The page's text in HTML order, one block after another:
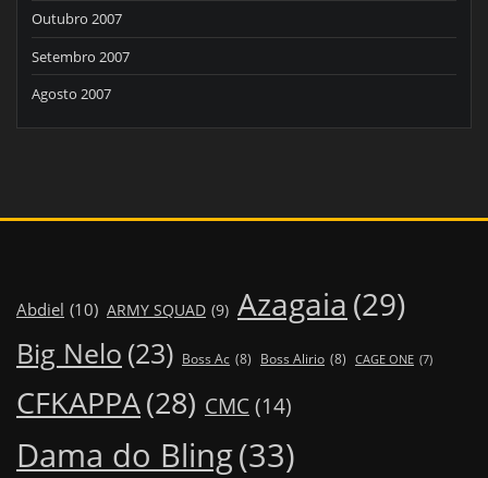
Outubro 2007
Setembro 2007
Agosto 2007
Abdiel (10) ARMY SQUAD (9) Azagaia (29)
Big Nelo (23) Boss Ac (8) Boss Alirio (8) CAGE ONE (7)
CFKAPPA(28) CMC (14)
Dama do Bling(33)